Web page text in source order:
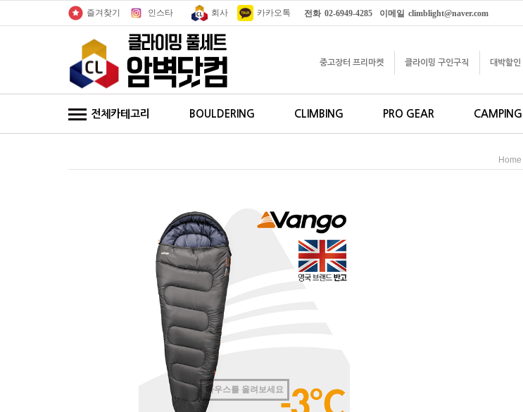
즐겨찾기 인스타 카카오톡
회사 전화 02-6949-4285 이메일 climblight@naver.com
중고장터 프리마켓 클라이밍 구인구직 대박할인
전체카테고리 BOULDERING CLIMBING PRO GEAR CAMPING
Home
마우스를 올려보세요